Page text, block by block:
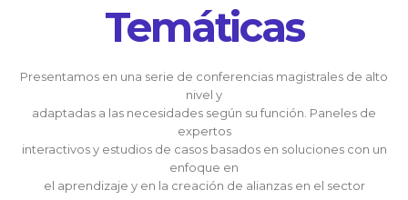
Temáticas
Presentamos en una serie de conferencias magistrales de alto
nivel y
adaptadas a las necesidades según su función. Paneles de
expertos
interactivos y estudios de casos basados ​​en soluciones con un
enfoque en
el aprendizaje y en la creación de alianzas en el sector